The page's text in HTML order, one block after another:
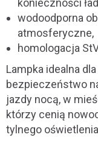
konieczności
wodoodporna
atmosferyczne,
homologacja
Lampka idealna
bezpieczeństwo
jazdy nocą, w
którzy cenią
tylnego